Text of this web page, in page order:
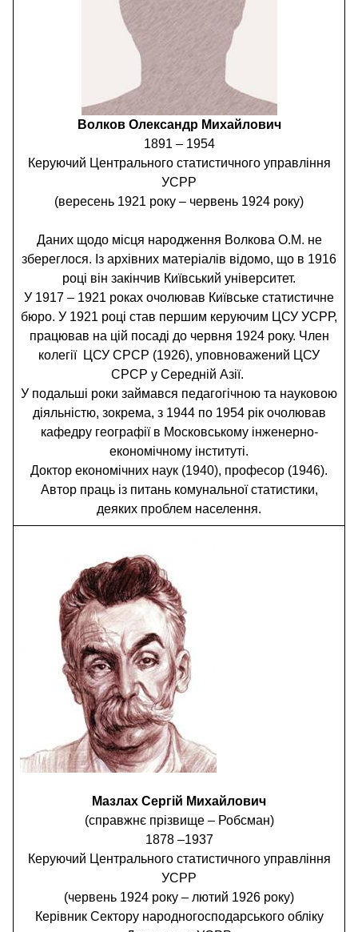
Волков Олександр Михайлович
1891 – 1954
Керуючий Центрального статистичного управління
УСРР
(вересень 1921 року – червень 1924 року)
Даних щодо місця народження Волкова О.М. не
збереглося. Із архівних матеріалів відомо, що в 1916
році він закінчив Київський університет.
У 1917 – 1921 роках очолював Київське статистичне
бюро. У 1921 році став першим керуючим ЦСУ УСРР,
працював на цій посаді до червня 1924 року. Член
колегії ЦСУ СРСР (1926), уповноважений ЦСУ
СРСР у Середній Азії.
У подальші роки займався педагогічною та науковою
діяльністю, зокрема, з 1944 по 1954 рік очолював
кафедру географії в Московському інженерно-
економічному інституті.
Доктор економічних наук (1940), професор (1946).
Автор праць із питань комунальної статистики,
деяких проблем населення.
Мазлах Сергій Михайлович
(справжнє прізвище – Робсман)
1878 –1937
Керуючий Центрального статистичного управління
УСРР
(червень 1924 року – лютий 1926 року)
Керівник Сектору народногосподарського обліку